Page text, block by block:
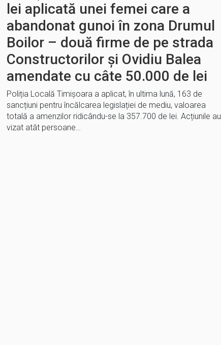
lei aplicată unei femei care a
abandonat gunoi în zona Drumul
Boilor – două firme de pe strada
Constructorilor și Ovidiu Balea
amendate cu câte 50.000 de lei
Poliția Locală Timișoara a aplicat, în ultima lună, 163 de
sancțiuni pentru încălcarea legislației de mediu, valoarea
totală a amenzilor ridicându-se la 357.700 de lei. Acțiunile au
vizat atât persoane…